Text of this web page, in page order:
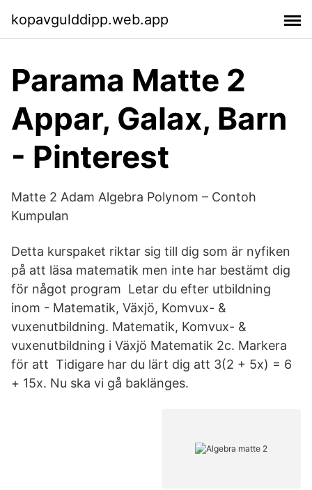
kopavgulddipp.web.app
Parama Matte 2
Appar, Galax, Barn
- Pinterest
Matte 2 Adam Algebra Polynom – Contoh
Kumpulan
Detta kurspaket riktar sig till dig som är nyfiken
på att läsa matematik men inte har bestämt dig
för något program Letar du efter utbildning
inom - Matematik, Växjö, Komvux- &
vuxenutbildning. Matematik, Komvux- &
vuxenutbildning i Växjö Matematik 2c. Markera
för att Tidigare har du lärt dig att 3(2 + 5x) = 6
+ 15x. Nu ska vi gå baklänges.